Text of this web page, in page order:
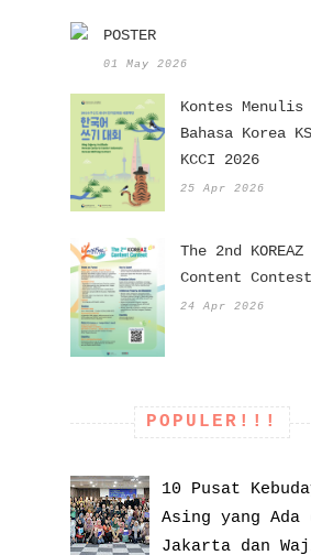
POSTER
01 May 2026
Kontes Menulis
Bahasa Korea
KCCI 2026
25 Apr 2026
The 2nd KOREAZ
Content Contest
24 Apr 2026
POPULER!!!
10 Pusat
Asing yang Ada
Jakarta dan